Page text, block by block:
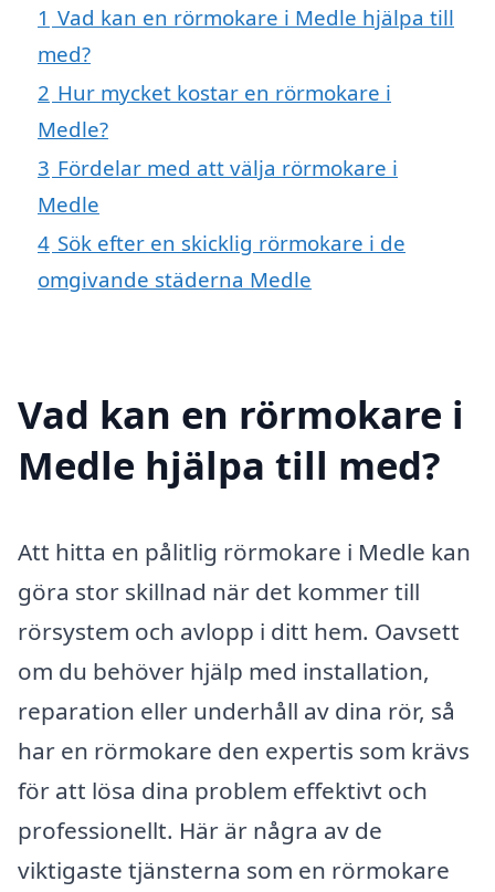
1 Vad kan en rörmokare i Medle hjälpa till
med?
2 Hur mycket kostar en rörmokare i
Medle?
3 Fördelar med att välja rörmokare i
Medle
4 Sök efter en skicklig rörmokare i de
omgivande städerna Medle
Vad kan en rörmokare i
Medle hjälpa till med?
Att hitta en pålitlig rörmokare i Medle kan
göra stor skillnad när det kommer till
rörsystem och avlopp i ditt hem. Oavsett
om du behöver hjälp med installation,
reparation eller underhåll av dina rör, så
har en rörmokare den expertis som krävs
för att lösa dina problem effektivt och
professionellt. Här är några av de
viktigaste tjänsterna som en rörmokare